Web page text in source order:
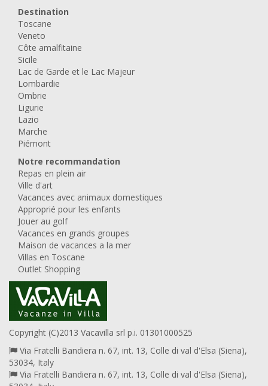
Destination
Toscane
Veneto
Côte amalfitaine
Sicile
Lac de Garde et le Lac Majeur
Lombardie
Ombrie
Ligurie
Lazio
Marche
Piémont
Notre recommandation
Repas en plein air
Ville d'art
Vacances avec animaux domestiques
Approprié pour les enfants
Jouer au golf
Vacances en grands groupes
Maison de vacances a la mer
Villas en Toscane
Outlet Shopping
Copyright (C)2013 Vacavilla srl p.i. 01301000525
Via Fratelli Bandiera n. 67, int. 13, Colle di val d'Elsa (Siena),
53034, Italy
Via Fratelli Bandiera n. 67, int. 13, Colle di val d'Elsa (Siena),